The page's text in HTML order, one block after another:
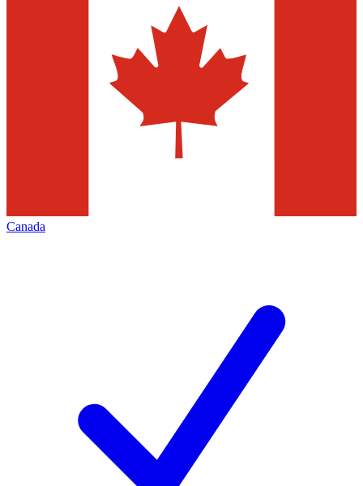
Canada